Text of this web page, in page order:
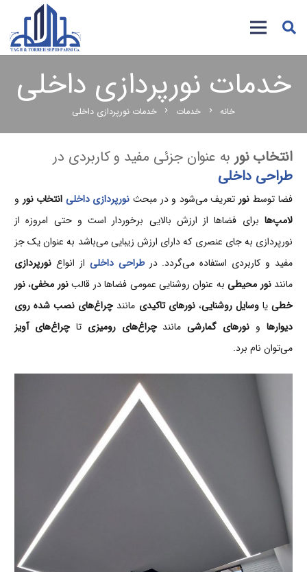
خدمات نورپردازی داخلی
خانه chevron_right خدمات chevron_right خدمات نورپردازی داخلی
انتخاب نور به عنوان جزئی مفید و کاربردی در
طراحی داخلی
فضا توسطنور تعریف می‌شود و در مبحث نورپردازی داخلی انتخاب نور و
لامپ‌ها برای فضاها از ارزش بالایی برخوردار است و حتی امروزه از
نورپردازی به جای عنصری که دارای ارزش زیبایی می‌باشد به عنوان یک جز
مفید و کاربردی استفاده می‌گردد. درطراحی داخلی از انواع نورپردازی
مانندنور محیطیبه عنوان روشنایی عمومی فضاها در قالبنور مخفی،نور
خطییاوسایل روشنایی،نورهای تاکیدی مانندچراغ‌های نصب شده روی
دیوارهاو نورهای گمارشیمانندچراغ‌های رومیزی تاچراغ‌های آویز
می‌توان نام برد.